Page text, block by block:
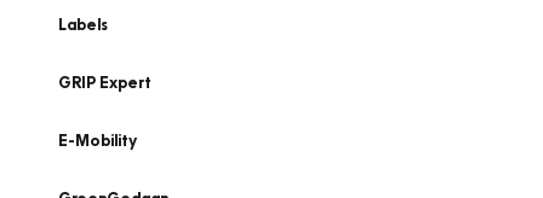
Labels
GRIP Expert
E-Mobility